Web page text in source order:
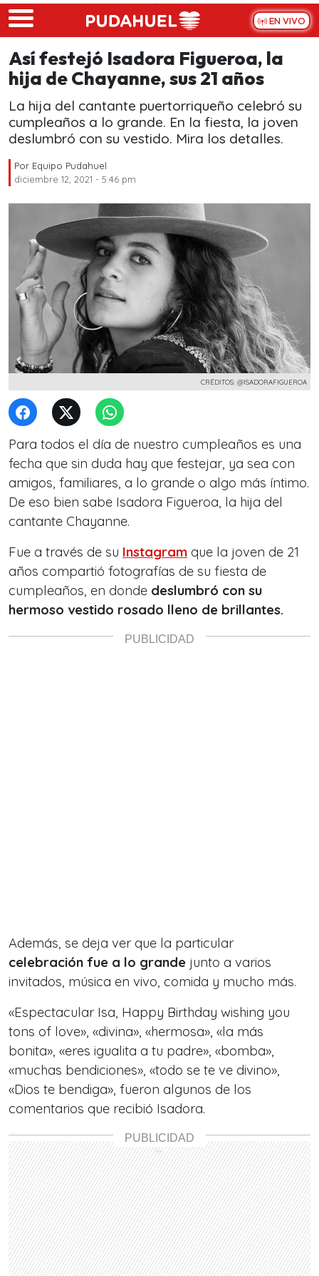
Skip to main content
EN VIVO
Así festejó Isadora Figueroa, la
hija de Chayanne, sus 21 años
La hija del cantante puertorriqueño celebró su
cumpleaños a lo grande. En la fiesta, la joven
deslumbró con su vestido. Mira los detalles.
Por Equipo Pudahuel
diciembre 12, 2021 - 5:46 pm
CRÉDITOS: @ISADORAFIGUEROA
Para todos el día de nuestro cumpleaños es una
fecha que sin duda hay que festejar, ya sea con
amigos, familiares, a lo grande o algo más íntimo.
De eso bien sabe Isadora Figueroa, la hija del
cantante Chayanne.
Fue a través de su Instagram que la joven de 21
años compartió fotografías de su fiesta de
cumpleaños, en donde deslumbró con su
hermoso vestido rosado lleno de brillantes.
Además, se deja ver que la particular
celebración fue a lo grande junto a varios
invitados, música en vivo, comida y mucho más.
«Espectacular Isa, Happy Birthday wishing you
tons of love», «divina», «hermosa», «la más
bonita», «eres igualita a tu padre», «bomba»,
«muchas bendiciones», «todo se te ve divino»,
«Dios te bendiga», fueron algunos de los
comentarios que recibió Isadora.